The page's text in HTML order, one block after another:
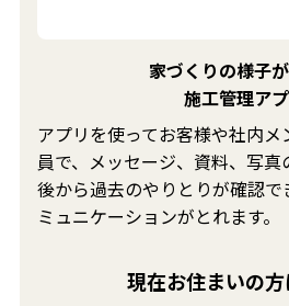
家づくりの様子
施工管理ア
アプリを使ってお客様や社内
員で、メッセージ、資料、写真
後から過去のやりとりが確認
ミュニケーションがとれます。
現在お住まいの